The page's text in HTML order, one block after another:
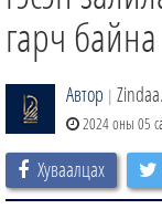
ЗИНДАА СЭТГҮҮЛ
гарч байна
Автор |
2024 оны 05
Хуваалцах